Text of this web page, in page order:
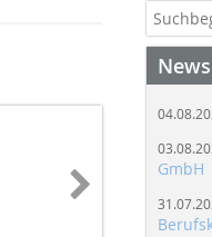
News
GmbH